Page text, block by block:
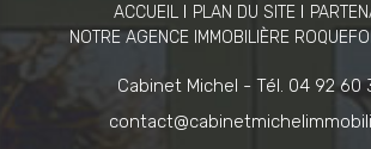
ACCUEIL
PLAN DU SITE
NOTRE AGENCE IMMOBILIÈRE
Cabinet Michel - Tél. 04 92 60